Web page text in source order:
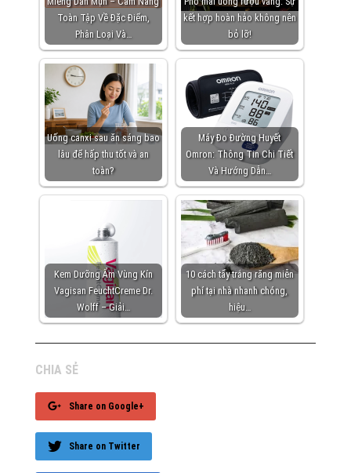
Toàn Tập Về Đặc Điểm,
Phân Loại Và…
kết hợp hoàn hảo không nên
bỏ lỡ!
Uống canxi sau ăn sáng bao
lâu để hấp thu tốt và an
toàn?
Máy Đo Đường Huyết
Omron: Thông Tin Chi Tiết
Và Hướng Dẫn…
Kem Dưỡng Ẩm Vùng Kín
Vagisan FeuchtCreme Dr.
Wolff – Giải…
10 cách tẩy trắng răng miễn
phí tại nhà nhanh chóng,
hiệu…
CHIA SẺ
Share on Google+
Share on Twitter